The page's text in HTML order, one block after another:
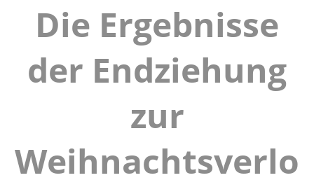
Die Ergebnisse
der Endziehung
zur
Weihnachtsverlo